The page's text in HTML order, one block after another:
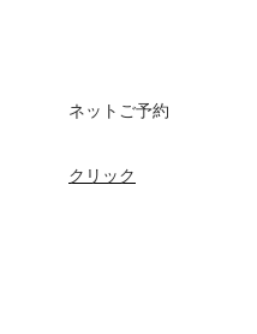
ネットご予約
クリック